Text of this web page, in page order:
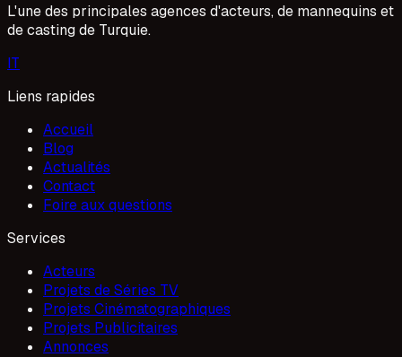
L'une des principales agences d'acteurs, de mannequins et
de casting de Turquie.
IT
Liens rapides
Accueil
Blog
Actualités
Contact
Foire aux questions
Services
Acteurs
Projets de Séries TV
Projets Cinématographiques
Projets Publicitaires
Annonces